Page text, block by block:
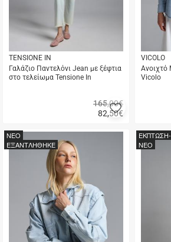
TENSIONE IN
Γαλάζιο Παντελόνι Jean με ξέφτια
στο τελείωμα Tensione In
82,50€
165,00€Προσθήκη
στα
μου
αγορά
VICOLO
Ανοιχτό
Vicolo
αγορά
NEO
ΕΞΑΝΤΛΗΘΗΚΕ
ΕΚΠΤΩΣΗ
NEO